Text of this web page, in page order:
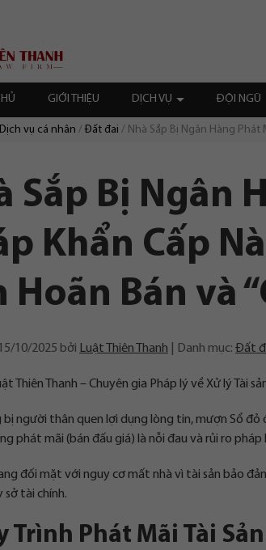
GIỚI THIỆU DỊCH VỤ ĐỘI NGŨ
Dịch vụ cá nhân Đất đai Nhà Sắp Bị Ngân Hàng Phát
Sắp Bị Ngân
Khẩn Cấp
Hoãn Bán và
15/10/2025 bởi Luật Thiên Thanh Danh mục: Đất
Thiên Thanh – Chuyên gia Pháp lý về Xử lý Tài
bị người thân quen lợi dụng lòng tin, mượn Sổ
phát mãi (bán đấu giá) là nỗi đau và rủi ro pháp
đối mặt với nguy cơ mất nhà vì tài sản bảo
sở tài chính.
Trình Phát Mãi Tài